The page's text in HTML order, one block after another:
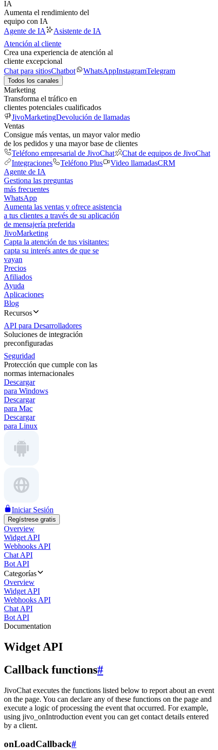
IA
Aumenta el rendimiento del
equipo con IA
Agente de IA
Asistente de IA
Atención al cliente
Crea una experiencia de atención al
cliente excepcional
Chat para sitiosChatbot WhatsAppInstagramTelegram
Todos los canales
Marketing
Transforma el tráfico en
clientes potenciales cualificados
JivoMarketingDevolución de llamadas
Ventas
Consigue más ventas, un mayor valor medio
de los pedidos y una mayor base de clientes
Teléfono empresarial de JivoChat
Chat de equipos de JivoChat
Integraciones
Teléfono Plus Video llamadasCRM
Agente de IA
Gestiona las preguntas
más frecuentes
WhatsApp
Aumenta las ventas y ofrece asistencia
a tus clientes a través de su aplicación
de mensajería preferida
JivoMarketing
Capta la atención de tus visitantes:
capta su interés antes de que se
vayan
Precios
Afiliados
Ayuda
Aplicaciones
Blog
Recursos
API para Desarrolladores
Soluciones de integración
preconfiguradas
Seguridad
Protección que cumple con las
normas internacionales
Descargar
para Windows
Descargar
para Mac
Descargar
para Linux
Iniciar Sesión
Regístrese gratis
Overview
Widget API
Webhooks API
Chat API
Bot API
Categorías
Overview
Widget API
Webhooks API
Chat API
Bot API
Documentation
Widget API
Callback functions#
JivoChat executes the functions listed below to report about an event
on the page. You can declare any of these functions on the page and
execute a logic of processing the event that occurred. For example,
using jivo_onIntroduction event you can get contact details entered
by a client.
onLoadCallback#